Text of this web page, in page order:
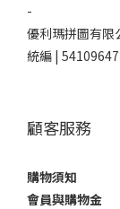
-
優利瑪拼圖有限
統編 | 54109647
顧客服務
購物須知
會員與購物金